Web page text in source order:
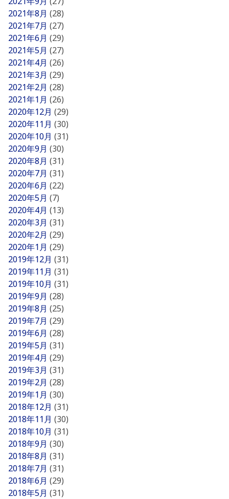
2021年8月 (28)
2021年7月 (27)
2021年6月 (29)
2021年5月 (27)
2021年4月 (26)
2021年3月 (29)
2021年2月 (28)
2021年1月 (26)
2020年12月 (29)
2020年11月 (30)
2020年10月 (31)
2020年9月 (30)
2020年8月 (31)
2020年7月 (31)
2020年6月 (22)
2020年5月 (7)
2020年4月 (13)
2020年3月 (31)
2020年2月 (29)
2020年1月 (29)
2019年12月 (31)
2019年11月 (31)
2019年10月 (31)
2019年9月 (28)
2019年8月 (25)
2019年7月 (29)
2019年6月 (28)
2019年5月 (31)
2019年4月 (29)
2019年3月 (31)
2019年2月 (28)
2019年1月 (30)
2018年12月 (31)
2018年11月 (30)
2018年10月 (31)
2018年9月 (30)
2018年8月 (31)
2018年7月 (31)
2018年6月 (29)
2018年5月 (31)